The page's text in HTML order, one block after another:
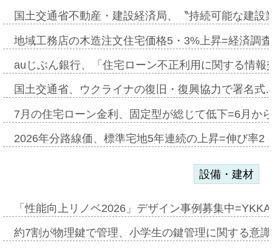
国土交通省不動産・建設経済局、〝持続可能な建
地域工務店の木造注文住宅価格5・3%上昇=経済調
auじぶん銀行、「住宅ローン不正利用に関する情
国土交通省、ウクライナの復旧・復興協力で署名
7月の住宅ローン金利、固定型が総じて低下=6月か
2026年分路線価、標準宅地5年連続の上昇=伸び率
設備・建材
「性能向上リノベ2026」デザイン事例募集中
約7割が物理鍵で管理、小学生の鍵管理に関する意